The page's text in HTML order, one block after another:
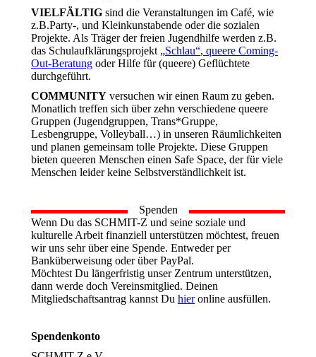
VIELFÄLTIG sind die Veranstaltungen im Café, wie
z.B.Party-, und Kleinkunstabende oder die sozialen
Projekte. Als Träger der freien Jugendhilfe werden z.B.
das Schulaufklärungsprojekt „Schlau“, queere Coming-
Out-Beratung oder Hilfe für (queere) Geflüchtete
durchgeführt.
COMMUNITY versuchen wir einen Raum zu geben.
Monatlich treffen sich über zehn verschiedene queere
Gruppen (Jugendgruppen, Trans*Gruppe,
Lesbengruppe, Volleyball…) in unseren Räumlichkeiten
und planen gemeinsam tolle Projekte. Diese Gruppen
bieten queeren Menschen einen Safe Space, der für viele
Menschen leider keine Selbstverständlichkeit ist.
Spenden
Wenn Du das SCHMIT-Z und seine soziale und
kulturelle Arbeit finanziell unterstützen möchtest, freuen
wir uns sehr über eine Spende. Entweder per
Banküberweisung oder über PayPal.
Möchtest Du längerfristig unser Zentrum unterstützen,
dann werde doch Vereinsmitglied. Deinen
Mitgliedschaftsantrag kannst Du hieronline ausfüllen.
Spendenkonto